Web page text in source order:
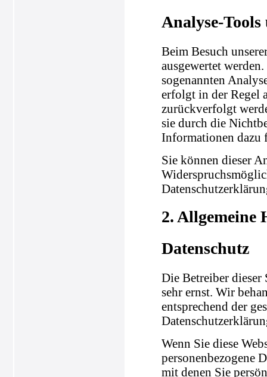
Analyse-
Beim Besuch
ausgewertet
sogenannten
erfolgt in der Regel
zurückverfolgt
sie durch die
Informationen dazu
Sie können dieser
2. Allgemeine
Datenschutz
Die Betreiber dieser
sehr ernst. Wir
entsprechend der
Wenn Sie diese
personenbezogene
mit denen Sie